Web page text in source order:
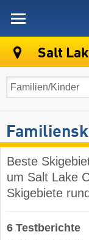
Salt
Beste
um Salt Lake
Skigebiete
6 Testberichte